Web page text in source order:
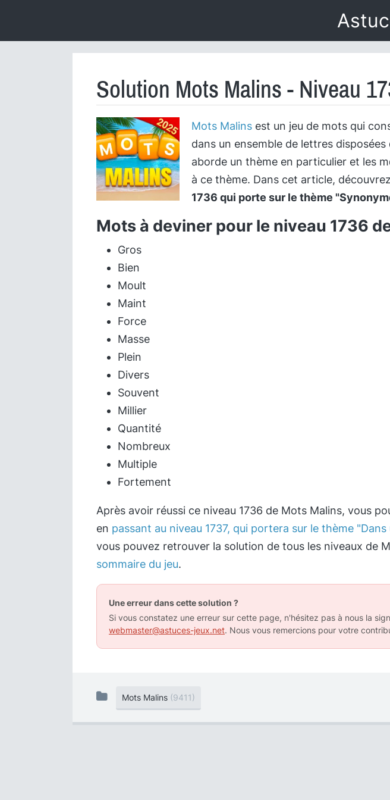
Solution Mots Malins - Niveau
Mots Malins est un jeu de mots qui
dans un ensemble de lettres
aborde un thème en particulier et les
à ce thème. Dans cet article,
1736 qui porte sur le thème
Mots à deviner pour le niveau 1736
Gros
Bien
Moult
Maint
Force
Masse
Plein
Divers
Souvent
Millier
Quantité
Nombreux
Multiple
Fortement
Après avoir réussi ce niveau 1736 de Mots Malins, vous
en passant au niveau 1737, qui portera sur le thème "Dans
vous pouvez retrouver la solution de tous les niveaux de
sommaire du jeu.
Une erreur dans cette solution ?
Si vous constatez une erreur sur cette page, n'hésitez pas à nous la
webmaster@astuces-jeux.net. Nous vous remercions pour votre
Mots Malins (9411)